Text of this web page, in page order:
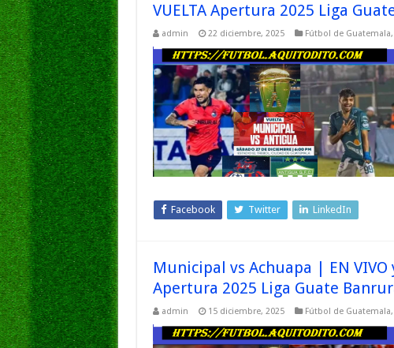
VUELTA Apertura 2025 Liga
admin 22 diciembre, 2025 Fútbol de Guatemala,
Facebook Twitter LinkedIn
Municipal vs Achuapa | EN VIVO
Apertura 2025 Liga Guate
admin 15 diciembre, 2025 Fútbol de Guatemala,